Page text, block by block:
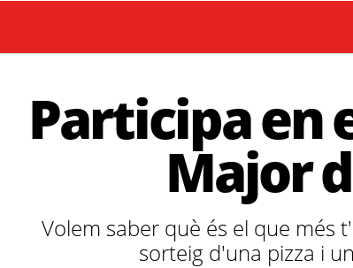
Participa en
Major
Volem saber què és el que més
sorteig d'una pizza i